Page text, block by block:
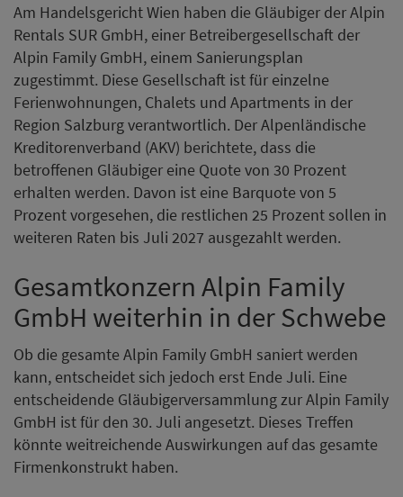
Am Handelsgericht Wien haben die Gläubiger der Alpin
Rentals SUR GmbH, einer Betreibergesellschaft der
Alpin Family GmbH, einem Sanierungsplan
zugestimmt. Diese Gesellschaft ist für einzelne
Ferienwohnungen, Chalets und Apartments in der
Region Salzburg verantwortlich. Der Alpenländische
Kreditorenverband (AKV) berichtete, dass die
betroffenen Gläubiger eine Quote von 30 Prozent
erhalten werden. Davon ist eine Barquote von 5
Prozent vorgesehen, die restlichen 25 Prozent sollen in
weiteren Raten bis Juli 2027 ausgezahlt werden.
Gesamtkonzern Alpin Family
GmbH weiterhin in der Schwebe
Ob die gesamte Alpin Family GmbH saniert werden
kann, entscheidet sich jedoch erst Ende Juli. Eine
entscheidende Gläubigerversammlung zur Alpin Family
GmbH ist für den 30. Juli angesetzt. Dieses Treffen
könnte weitreichende Auswirkungen auf das gesamte
Firmenkonstrukt haben.